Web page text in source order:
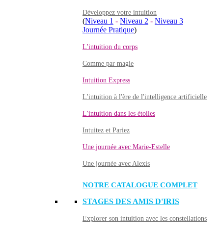
Développez votre intuition
(Niveau 1 - Niveau 2 - Niveau 3
Journée Pratique)
L'intuition du corps
Comme par magie
Intuition Express
L'intuition à l'ère de l'intelligence artificielle
L'intuition dans les étoiles
Intuitez et Pariez
Une journée avec Marie-Estelle
Une journée avec Alexis
NOTRE CATALOGUE COMPLET
STAGES DES AMIS D'IRIS
Explorer son intuition avec les constellations